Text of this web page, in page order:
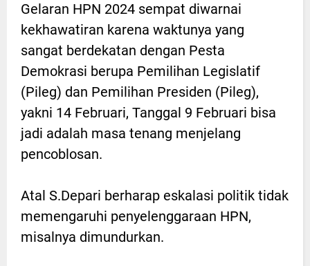
Gelaran HPN 2024 sempat diwarnai
kekhawatiran karena waktunya yang
sangat berdekatan dengan Pesta
Demokrasi berupa Pemilihan Legislatif
(Pileg) dan Pemilihan Presiden (Pileg),
yakni 14 Februari, Tanggal 9 Februari bisa
jadi adalah masa tenang menjelang
pencoblosan.
Atal S.Depari berharap eskalasi politik tidak
memengaruhi penyelenggaraan HPN,
misalnya dimundurkan.